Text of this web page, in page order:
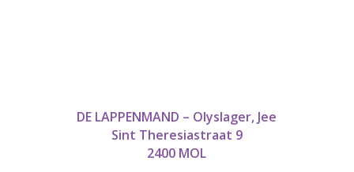
DE LAPPENMAND – Olyslager, Jee
Sint Theresiastraat 9
2400 MOL